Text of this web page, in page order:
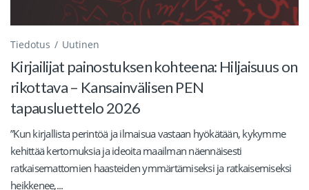
Tiedotus Uutinen
Kirjailijat painostuksen kohteena: Hiljaisuus on
rikottava – Kansainvälisen PEN
tapausluettelo 2026
”Kun kirjallista perintöä ja ilmaisua vastaan ​​hyökätään, kykymme
kehittää kertomuksia ja ideoita maailman näennäisesti
ratkaisemattomien haasteiden ymmärtämiseksi ja ratkaisemiseksi
heikkenee,...